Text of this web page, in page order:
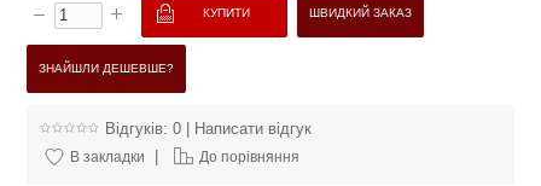
ШВИДКИЙ ЗАКАЗ
ЗНАЙШЛИ ДЕШЕВШЕ?
Відгуків: 0 Написати відгук
В закладки До порівняння